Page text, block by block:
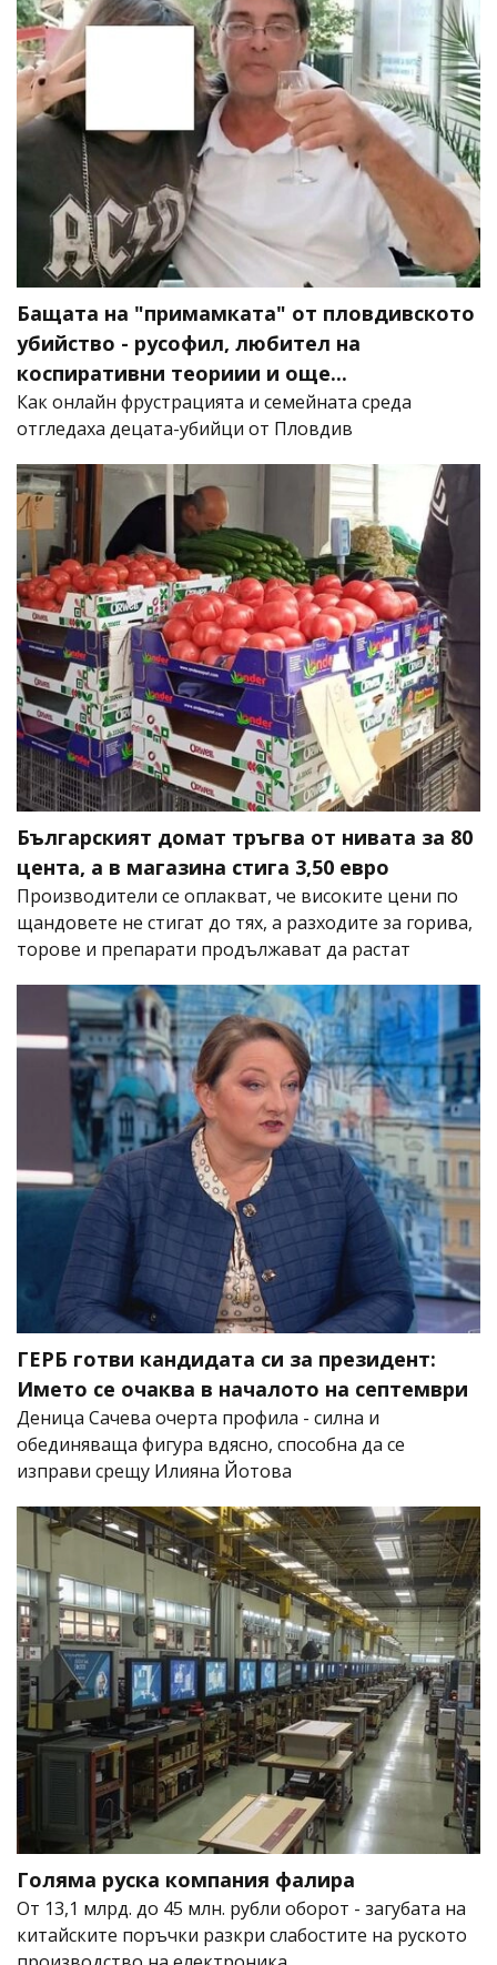
Бащата на "примамката" от пловдивското
убийство - русофил, любител на
коспиративни теориии и още...
Как онлайн фрустрацията и семейната среда
отгледаха децата-убийци от Пловдив
Българският домат тръгва от нивата за 80
цента, а в магазина стига 3,50 евро
Производители се оплакват, че високите цени по
щандовете не стигат до тях, а разходите за горива,
торове и препарати продължават да растат
ГЕРБ готви кандидата си за президент:
Името се очаква в началото на септември
Деница Сачева очерта профила - силна и
обединяваща фигура вдясно, способна да се
изправи срещу Илияна Йотова
Голяма руска компания фалира
От 13,1 млрд. до 45 млн. рубли оборот - загубата на
китайските поръчки разкри слабостите на руското